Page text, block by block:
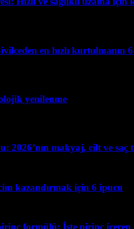
en hızlı kurtulmanın
yenilenme
2026’nın makyaj, cilt ve saç
kazandırmak için 6 ipucu